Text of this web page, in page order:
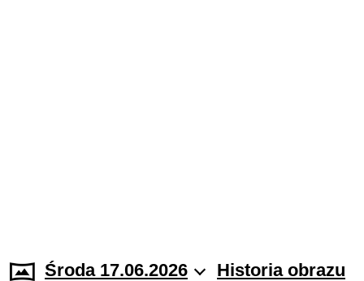
Środa 17.06.2026 Historia obrazu